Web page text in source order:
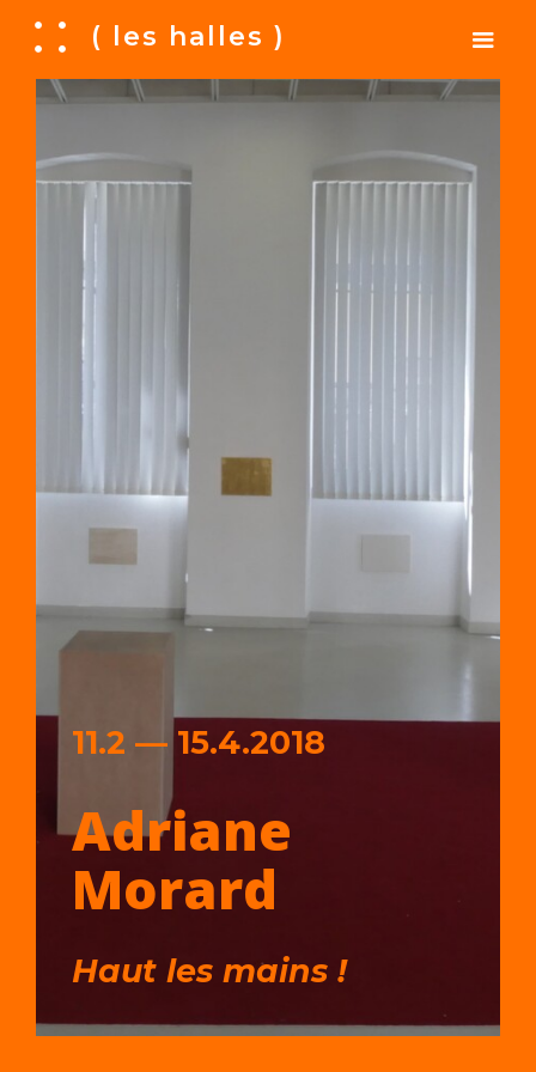
A ( les halles )
11.2 — 15.4.2018
Adriane
Morard
Haut les mains !